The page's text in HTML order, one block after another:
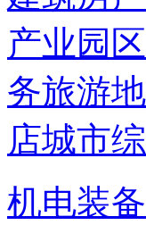
产业园区
务旅游
店城市
机电装备